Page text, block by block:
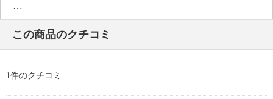
【サイズ】
・約縦２２ｃｍ×最大横３０．５ｃｍ×マチ９ｃｍ
・Ａ４サイズ：不可
【重さ】
【個体差あり】
・個体差あり
この商品のクチコミ
1件のクチコミ